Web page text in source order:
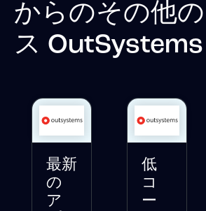
からのその他
ス OutSystems
最新
の
ア
低
コ
ー